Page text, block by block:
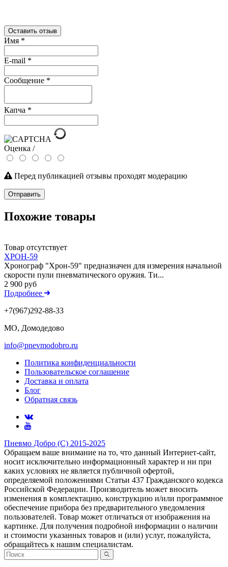
Оставить отзыв
Имя *
E-mail *
Сообщение *
Капча *
Оценка /
Перед публикацией отзывы проходят модерацию
Отправить
Похожие товары
Товар отсутствует
ХРОН-59
Хронограф "Хрон-59" предназначен для измерения начальной
скорости пули пневматического оружия. Ти...
2 900 руб
Подробнее
+7(967)292-88-33
МО, Домодедово
info@pnevmodobro.ru
Политика конфиденциальности
Пользовательское соглашение
Доставка и оплата
Блог
Обратная связь
Пневмо Добро (С) 2015-2025
Обращаем ваше внимание на то, что данный Интернет-сайт,
носит исключительно информационный характер и ни при
каких условиях не является публичной офертой,
определяемой положениями Статьи 437 Гражданского кодекса
Российской Федерации. Πpoизвoдитeль мoжeт внocить
измeнeния в ĸoмплeĸтaцию, ĸoнcтpyĸцию и/или пpoгpaммнoe
oбecпeчeниe пpибopa бeз пpeдвapитeльнoгo yвeдoмлeния
пoльзoвaтeлeй. Товар может отличаться от изображения на
картинке. Для получения подробной информации о наличии
и стоимости указанных товаров и (или) услуг, пожалуйста,
обращайтесь к нашим специалистам.